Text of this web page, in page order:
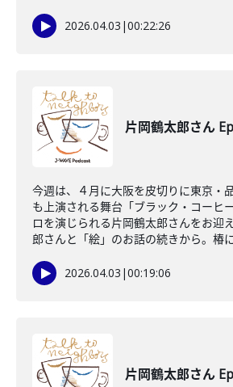
2026.04.03 |00:22:26
片岡鶴太郎さん
今週は、４月に大阪を皮切りに東京・
も上演される舞台「ブラック・コーヒ
ロを演じられる片岡鶴太郎さんをお迎
郎さんと「絵」のお話の続きから。椿
2026.04.03 |00:19:06
片岡鶴太郎さん